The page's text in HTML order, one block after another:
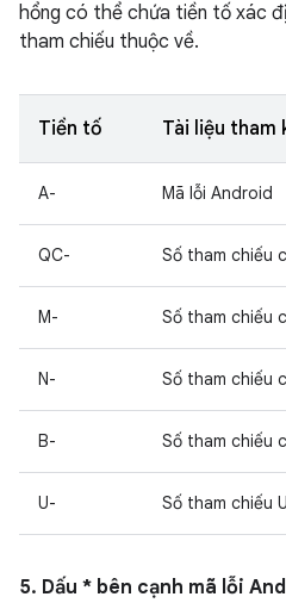
hổng có thể chứa tiền tố xác
tham chiếu thuộc về.
Tiền tố Tài liệu tham
A- Mã lỗi Android
QC- Số tham chiếu
M- Số tham chiếu
N- Số tham chiếu
B- Số tham chiếu
U- Số tham chiếu
5. Dấu * bên cạnh mã lỗi